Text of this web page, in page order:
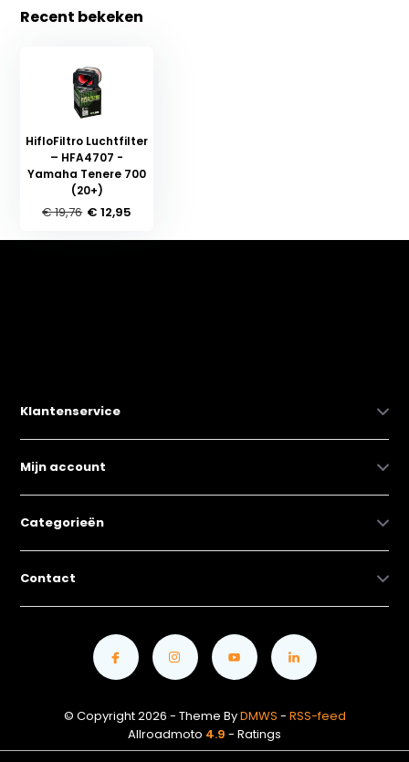
Recent bekeken
HifloFiltro Luchtfilter
– HFA4707 -
Yamaha Tenere 700
(20+)
€ 19,76 € 12,95
Klantenservice
Mijn account
Categorieën
Contact
© Copyright 2026 - Theme ByDMWS - RSS-feed
Allroadmoto 4.9 - Ratings